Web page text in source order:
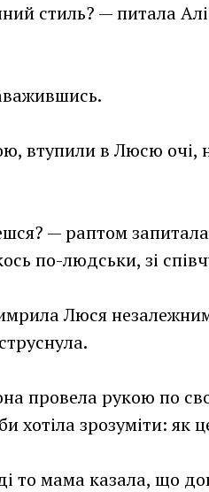
стиль? — питала
втупили в Люсю очі,
— раптом
по-людськи, зі
Люся
провела рукою по
хотіла зрозуміти: як
то мама казала, що